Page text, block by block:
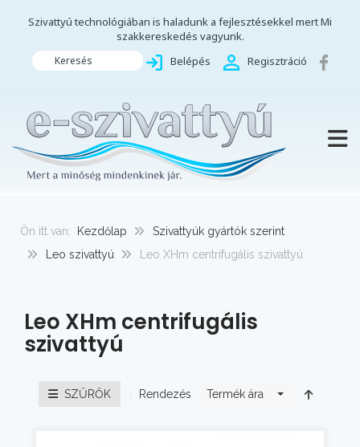
Szivattyú technológiában is haladunk a fejlesztésekkel mert Mi
szakkereskedés vagyunk.
Keresés Belépés Regisztráció
Ön itt van: Kezdőlap
Szivattyúk gyártók szerint
Leo szivattyú
Leo XHm centrifugális szivattyú
Leo XHm centrifugális
szivattyú
SZŰRŐK Rendezés Termék ára